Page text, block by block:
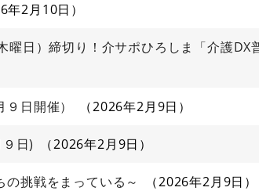
年2月10日
曜日）締切り！介サポひろしま「介護
日開催） 2026年2月9日
日) 2026年2月9日
挑戦をまっている～ 2026年2月9日